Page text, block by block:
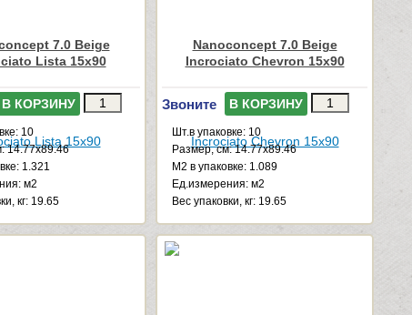
7.0 Beige
Lista 15x90
В КОРЗИНУ
10
14.77x89.46
1.321
м2
кг: 19.65
Nanoconcept 7.0 Beige
Incrociato Chevron 15x90
Звоните В КОРЗИНУ
Шт.в упаковке: 10
Размер, см: 14.77x89.46
М2 в упаковке: 1.089
Ед.измерения: м2
Веc упаковки, кг: 19.65